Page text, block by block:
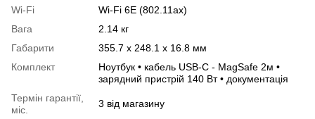
Wi-Fi
Wi‑Fi 6E (802.11ax)
Вага
2.14 кг
Габарити
355.7 х 248.1 х 16.8 мм
Комплект
Ноутбук • кабель USB-C - MagSafe 2м •
зарядний пристрій 140 Вт • документація
Термін гарантії,
міс.
3 від магазину